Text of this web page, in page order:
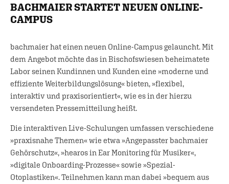
BACHMAIER STARTET NEUEN ONLINE-
CAMPUS
bachmaier hat einen neuen Online-Campus gelauncht. Mit
dem Angebot möchte das in Bischofswiesen beheimatete
Labor seinen Kundinnen und Kunden eine »moderne und
effiziente Weiterbildungslösung« bieten, »flexibel,
interaktiv und praxisorientiert«, wie es in der hierzu
versendeten Pressemitteilung heißt.
Die interaktiven Live-Schulungen umfassen verschiedene
»praxisnahe Themen« wie etwa »Angepasster bachmaier
Gehörschutz«, »hearos in Ear Monitoring für Musiker«,
»digitale Onboarding-Prozesse« sowie »Spezial-
Otoplastiken«. Teilnehmen kann man dabei »bequem aus